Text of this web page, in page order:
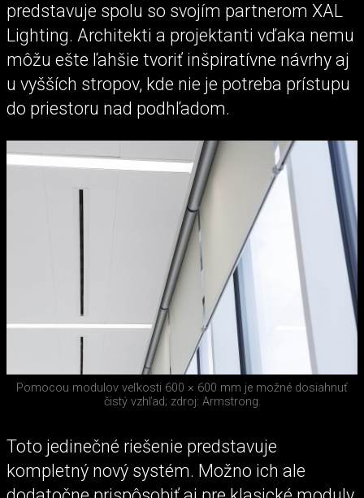
predstavuje spolu so svojím partnerom XAL
Lighting. Architekti a projektanti vďaka nemu
môžu ešte ľahšie tvoriť inšpiratívne návrhy aj
u vyšších stropov, kde nie je potreba prístupu
do priestoru nad podhľadom.
Pomocou modulov veľkosti 600 × 600 mm je možné dosiahnuť
čistý vzhľad; zdroj: Armstrong.
Toto jedinečné riešenie predstavuje
kompletný nový systém. Možno ich ale